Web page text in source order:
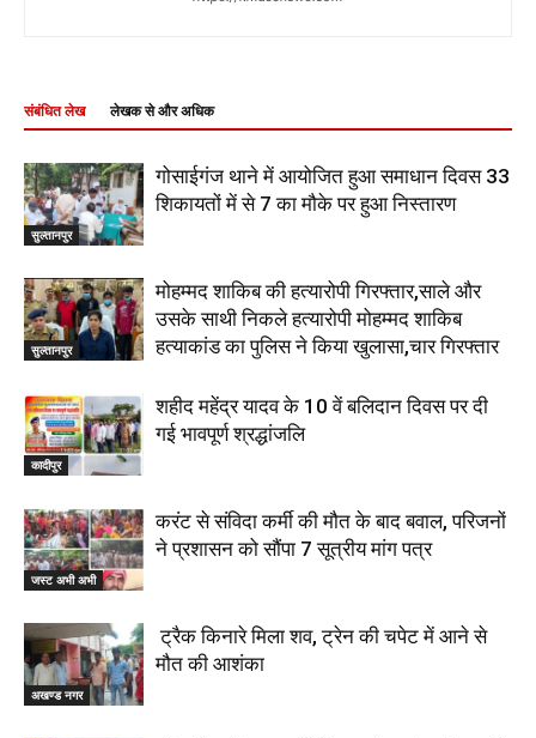
संबंधित लेख लेखक से और अधिक
सुल्तानपुर
गोसाईगंज थाने में आयोजित हुआ समाधान दिवस 33
शिकायतों में से 7 का मौके पर हुआ निस्तारण
सुल्तानपुर
मोहम्मद शाकिब की हत्यारोपी गिरफ्तार,साले और
उसके साथी निकले हत्यारोपी मोहम्मद शाकिब
हत्याकांड का पुलिस ने किया खुलासा,चार गिरफ्तार
कादीपुर
शहीद महेंद्र यादव के 10 वें बलिदान दिवस पर दी
गई भावपूर्ण श्रद्धांजलि
जस्ट अभी अभी
करंट से संविदा कर्मी की मौत के बाद बवाल, परिजनों
ने प्रशासन को सौंपा 7 सूत्रीय मांग पत्र
अखण्ड नगर
ट्रैक किनारे मिला शव, ट्रेन की चपेट में आने से
मौत की आशंका